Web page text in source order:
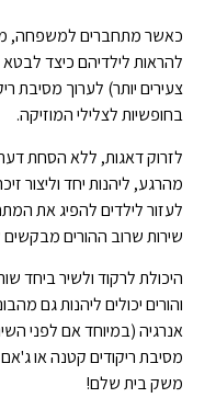
כאשר מתחברים למשפחה,
להראות לילדיהם כיצד
צעירים יותר) לערוך מסיבת
בחופשיות לצלילי המוזיקה.
לזרוק דאגות, ללא הסחת
מהרגע, ליהנות יחד וליצור
לעזור לילדים להפיג את
שירות שרוב ההורים
היכולת לרקוד ולשיר ביחד
והורים יכולים ליהנות גם
אנרגיה (במיוחד אם לפני
מסיבת ריקודים קטנה או
משק בית שלם!